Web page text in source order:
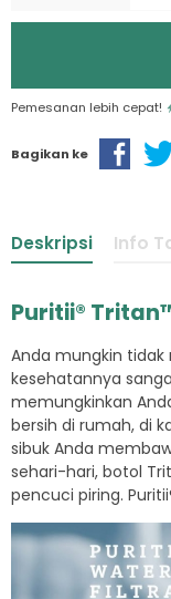
Pemesanan lebih cepat!
Bagikan ke
Deskripsi Info
Puritii®
Anda mungkin
kesehatannya
memungkinkan
bersih di rumah, di
sibuk Anda
sehari-hari, botol
pencuci piring.